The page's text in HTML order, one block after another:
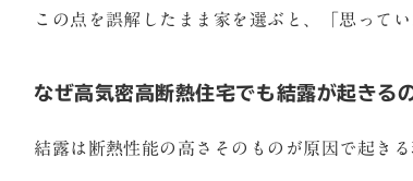
この点を誤解したまま家を選ぶと、「思って
なぜ高気密高断熱住宅でも結露が起きる
結露は断熱性能の高さそのものが原因で起きる